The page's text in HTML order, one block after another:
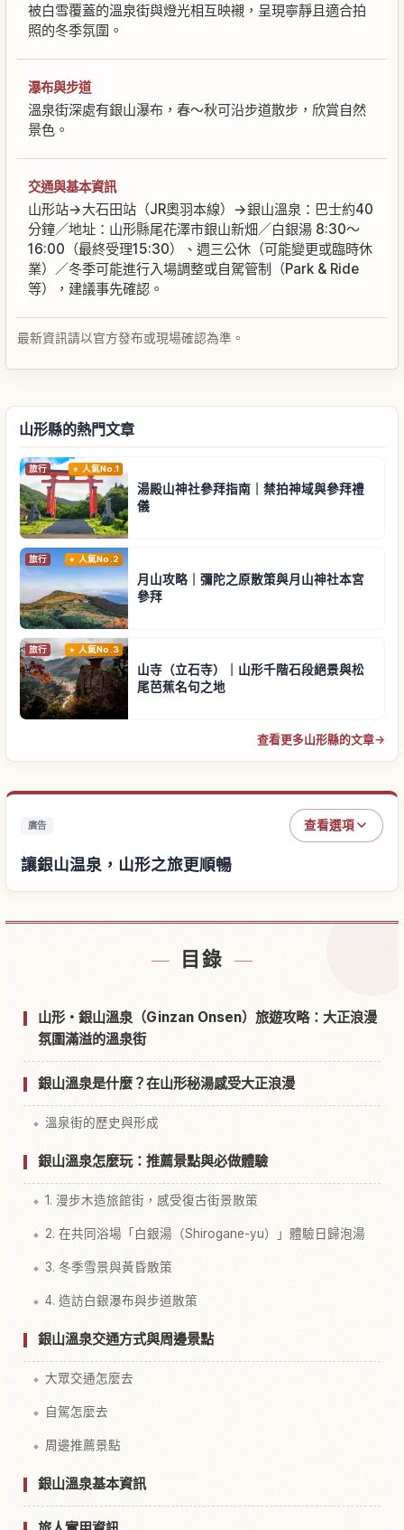
被白雪覆蓋的溫泉街與燈光相互映襯，呈現寧靜且適合拍
照的冬季氛圍。
瀑布與步道
溫泉街深處有銀山瀑布，春～秋可沿步道散步，欣賞自然
景色。
交通與基本資訊
山形站→大石田站（JR奧羽本線）→銀山溫泉：巴士約40
分鐘／地址：山形縣尾花澤市銀山新畑／白銀湯 8:30～
16:00（最終受理15:30）、週三公休（可能變更或臨時休
業）／冬季可能進行入場調整或自駕管制（Park & Ride
等），建議事先確認。
最新資訊請以官方發布或現場確認為準。
山形縣的熱門文章
旅行 人氣No.1
湯殿山神社參拜指南｜禁拍神域與參拜禮
儀
旅行 人氣No.2
月山攻略｜彌陀之原散策與月山神社本宮
參拜
旅行 人氣No.3
山寺（立石寺）｜山形千階石段絕景與松
尾芭蕉名句之地
查看更多山形縣的文章→
廣告 查看選項
讓銀山温泉，山形之旅更順暢
目錄
山形・銀山溫泉（Ginzan Onsen）旅遊攻略：大正浪漫
氛圍滿溢的溫泉街
銀山溫泉是什麼？在山形秘湯感受大正浪漫
溫泉街的歷史與形成
銀山溫泉怎麼玩：推薦景點與必做體驗
1. 漫步木造旅館街，感受復古街景散策
2. 在共同浴場「白銀湯（Shirogane-yu）」體驗日歸泡湯
3. 冬季雪景與黃昏散策
4. 造訪白銀瀑布與步道散策
銀山溫泉交通方式與周邊景點
大眾交通怎麼去
自駕怎麼去
周邊推薦景點
銀山溫泉基本資訊